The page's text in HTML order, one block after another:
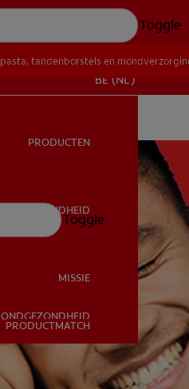
Toggle
MONDGEZONDHEID
MISSIE
CONTROLE MONDGEZONDHEID
BE (NL)
PRODUCTEN
MISSIE
PRODUCTMATCH
Toggle
tandenborstels en